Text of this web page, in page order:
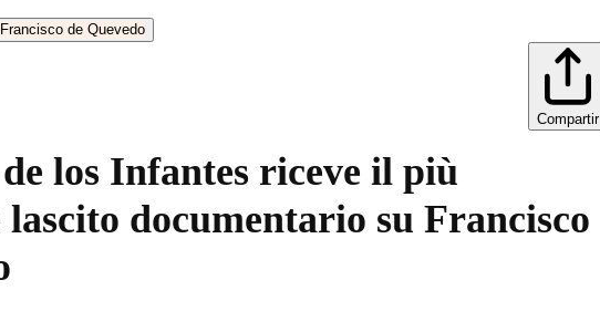
Compartir
los Infantes riceve il più
documentario su Francisco